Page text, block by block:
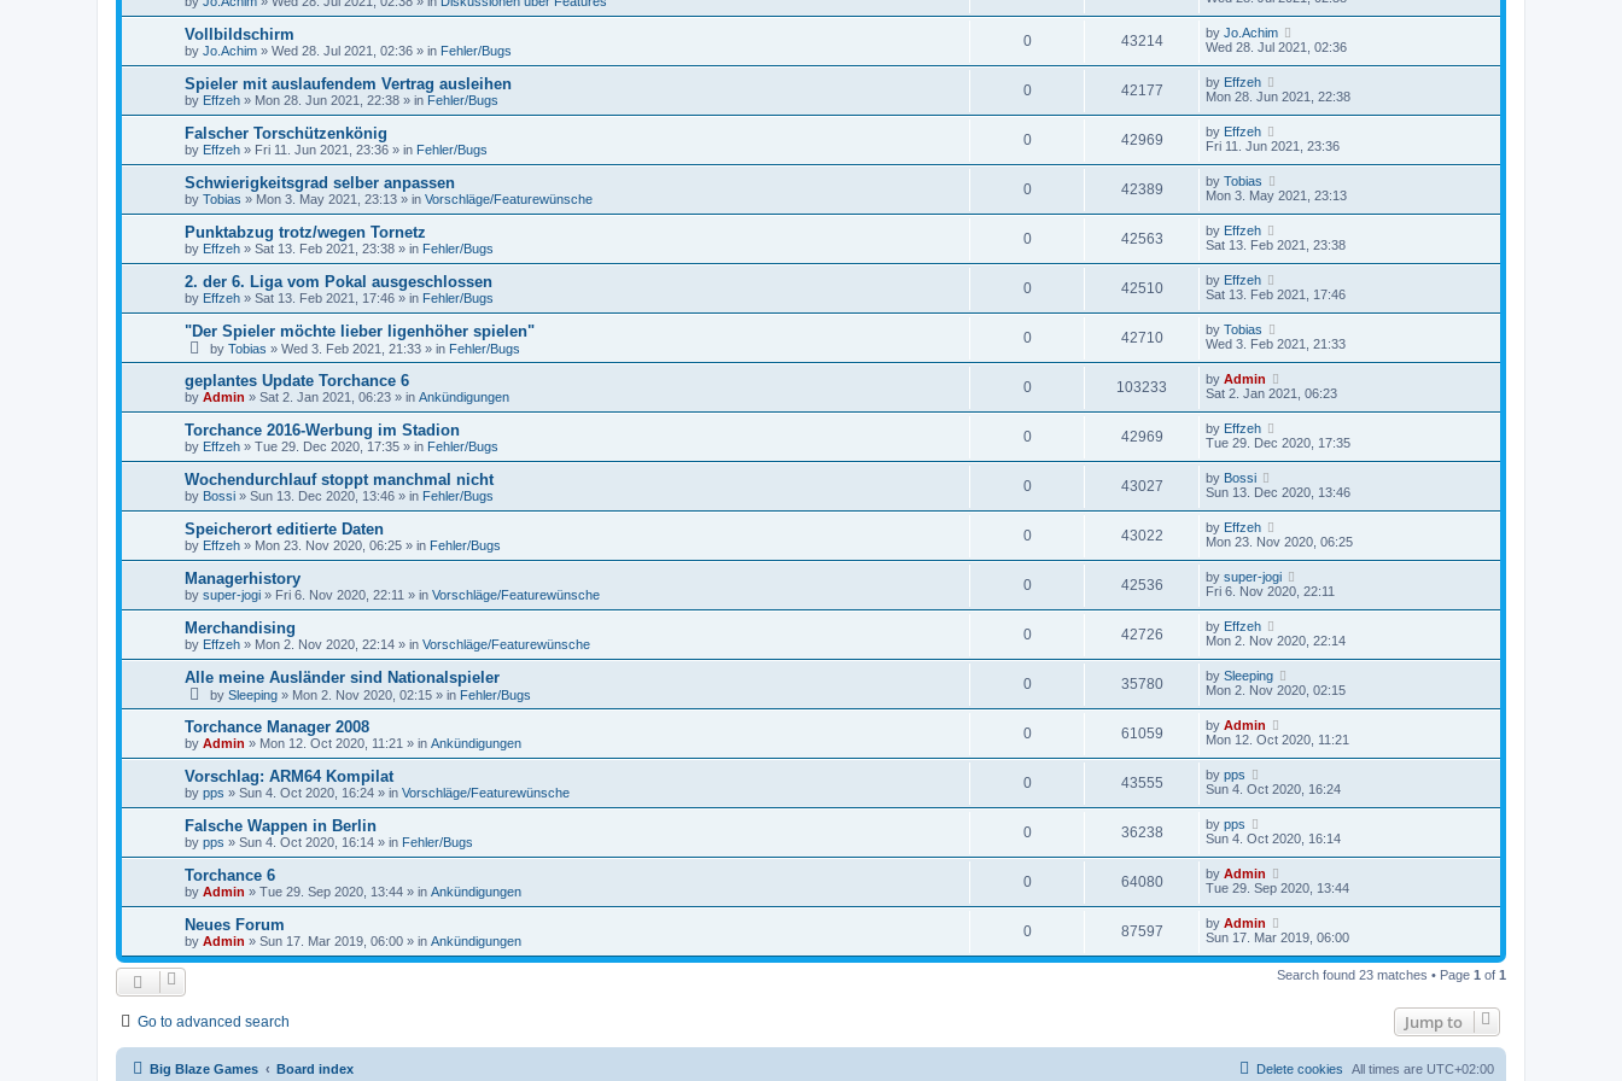
Vollbildschirm
by Jo.Achim » Wed 28. Jul 2021, 02:36 » in Fehler/Bugs
0 43214 by Jo.Achim
Wed 28. Jul 2021, 02:36
Spieler mit auslaufendem Vertrag ausleihen
by Effzeh » Mon 28. Jun 2021, 22:38 » in Fehler/Bugs
0 42177 by Effzeh
Mon 28. Jun 2021, 22:38
Falscher Torschützenkönig
by Effzeh » Fri 11. Jun 2021, 23:36 » in Fehler/Bugs
0 42969 by Effzeh
Fri 11. Jun 2021, 23:36
Schwierigkeitsgrad selber anpassen
by Tobias » Mon 3. May 2021, 23:13 » in Vorschläge/Featurewünsche
0 42389 by Tobias
Mon 3. May 2021, 23:13
Punktabzug trotz/wegen Tornetz
by Effzeh » Sat 13. Feb 2021, 23:38 » in Fehler/Bugs
0 42563 by Effzeh
Sat 13. Feb 2021, 23:38
2. der 6. Liga vom Pokal ausgeschlossen
by Effzeh » Sat 13. Feb 2021, 17:46 » in Fehler/Bugs
0 42510 by Effzeh
Sat 13. Feb 2021, 17:46
"Der Spieler möchte lieber ligenhöher spielen"
by Tobias » Wed 3. Feb 2021, 21:33 » in Fehler/Bugs
0 42710 by Tobias
Wed 3. Feb 2021, 21:33
geplantes Update Torchance 6
by Admin » Sat 2. Jan 2021, 06:23 » in Ankündigungen
0 103233 by Admin
Sat 2. Jan 2021, 06:23
Torchance 2016-Werbung im Stadion
by Effzeh » Tue 29. Dec 2020, 17:35 » in Fehler/Bugs
0 42969 by Effzeh
Tue 29. Dec 2020, 17:35
Wochendurchlauf stoppt manchmal nicht
by Bossi » Sun 13. Dec 2020, 13:46 » in Fehler/Bugs
0 43027 by Bossi
Sun 13. Dec 2020, 13:46
Speicherort editierte Daten
by Effzeh » Mon 23. Nov 2020, 06:25 » in Fehler/Bugs
0 43022 by Effzeh
Mon 23. Nov 2020, 06:25
Managerhistory
by super-jogi » Fri 6. Nov 2020, 22:11 » in Vorschläge/Featurewünsche
0 42536 by super-jogi
Fri 6. Nov 2020, 22:11
Merchandising
by Effzeh » Mon 2. Nov 2020, 22:14 » in Vorschläge/Featurewünsche
0 42726 by Effzeh
Mon 2. Nov 2020, 22:14
Alle meine Ausländer sind Nationalspieler
by Sleeping » Mon 2. Nov 2020, 02:15 » in Fehler/Bugs
0 35780 by Sleeping
Mon 2. Nov 2020, 02:15
Torchance Manager 2008
by Admin » Mon 12. Oct 2020, 11:21 » in Ankündigungen
0 61059 by Admin
Mon 12. Oct 2020, 11:21
Vorschlag: ARM64 Kompilat
by pps » Sun 4. Oct 2020, 16:24 » in Vorschläge/Featurewünsche
0 43555 by pps
Sun 4. Oct 2020, 16:24
Falsche Wappen in Berlin
by pps » Sun 4. Oct 2020, 16:14 » in Fehler/Bugs
0 36238 by pps
Sun 4. Oct 2020, 16:14
Torchance 6
by Admin » Tue 29. Sep 2020, 13:44 » in Ankündigungen
0 64080 by Admin
Tue 29. Sep 2020, 13:44
Neues Forum
by Admin » Sun 17. Mar 2019, 06:00 » in Ankündigungen
0 87597 by Admin
Sun 17. Mar 2019, 06:00
Search found 23 matches • Page 1 of 1
Go to advanced search Jump to
Big Blaze Games Board index All times are UTC+02:00
Delete cookies